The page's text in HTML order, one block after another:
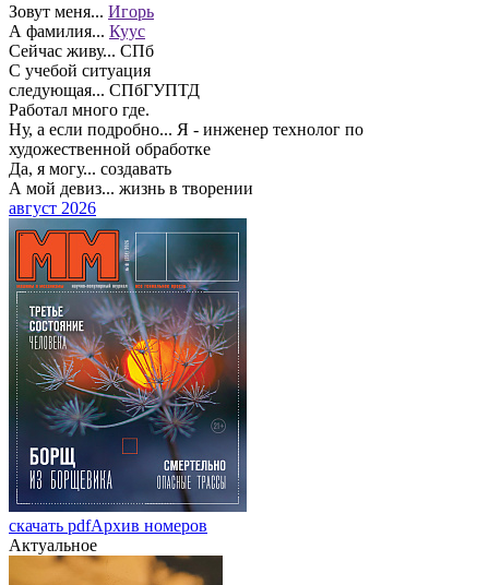
Зовут меня... Игорь
А фамилия... Куус
Сейчас живу... СПб
С учебой ситуация
следующая... СПбГУПТД
Работал много где.
Ну, а если подробно... Я - инженер технолог по
художественной обработке
Да, я могу... создавать
А мой девиз... жизнь в творении
август 2026
скачать pdfАрхив номеров
Актуальное